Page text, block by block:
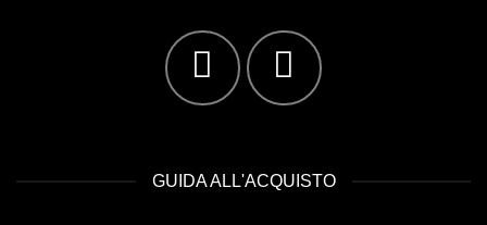
GUIDA ALL'ACQUISTO